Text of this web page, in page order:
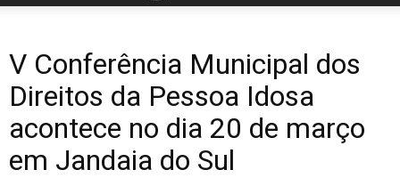
V Conferência Municipal dos
Direitos da Pessoa Idosa
acontece no dia 20 de março
em Jandaia do Sul